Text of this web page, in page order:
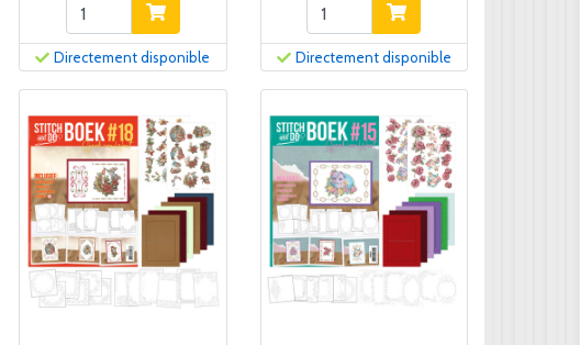
Directement disponible Directement disponible